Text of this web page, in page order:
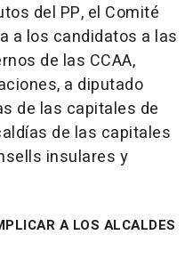
del PP, el Comité
a los candidatos a las
de las CCAA,
a diputado
de las capitales de
de las capitales
insulares y
A LOS ALCALDES